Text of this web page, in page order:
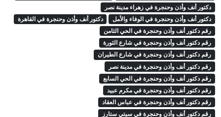
دكتور أنف وأذن وحنجرة في زهراء مدينة نصر
دكتور أنف وأذن وحنجرة في الوفاء والأمل
دكتور أنف وأذن وحنجرة في القاهرة
رقم دكتور أنف وأذن وحنجرة في الحي الثامن
رقم دكتور أنف وأذن وحنجرة في شارع الثورة
رقم دكتور أنف وأذن وحنجرة في شارع الطيران
رقم دكتور أنف وأذن وحنجرة في مدينة نصر
رقم دكتور أنف وأذن وحنجرة في الحي السابع
رقم دكتور أنف وأذن وحنجرة في مكرم عبيد
رقم دكتور أنف وأذن وحنجرة في عباس العقاد
رقم دكتور أنف وأذن وحنجرة في سيتي ستارز